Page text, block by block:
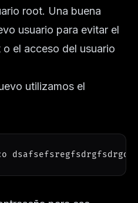
root. Una buena
usuario para evitar el
el acceso del usuario
utilizamos el